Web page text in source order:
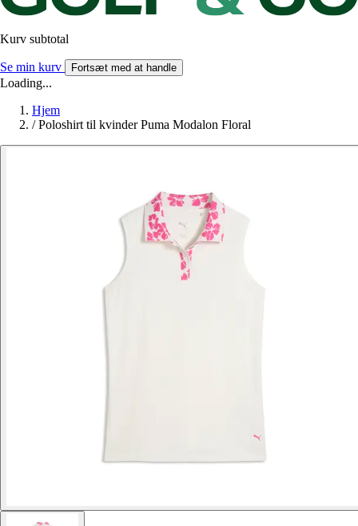
Kurv subtotal
Se min kurv Fortsæt med at handle
Loading...
Hjem
/ Poloshirt til kvinder Puma Modalon Floral